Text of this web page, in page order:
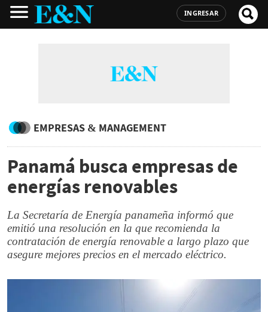
INGRESAR
EMPRESAS & MANAGEMENT
Panamá busca empresas de
energías renovables
La Secretaría de Energía panameña informó que
emitió una resolución en la que recomienda la
contratación de energía renovable a largo plazo que
asegure mejores precios en el mercado eléctrico.